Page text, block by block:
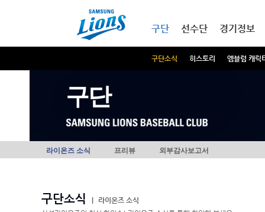
구단
구단소식 히스토리 엠블럼 캐릭
선수단 경기정보
구단
라이온즈 소식 프리뷰 외부감사보고서
구단소식
라이온즈 소식